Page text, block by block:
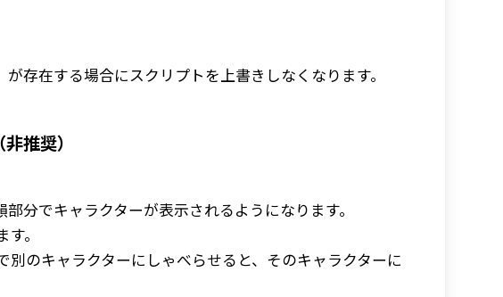
存在する場合にスクリプトを上書きしなくなります。
推奨）
分でキャラクターが表示されるようになります。
。
のキャラクターにしゃべらせると、そのキャラクターに